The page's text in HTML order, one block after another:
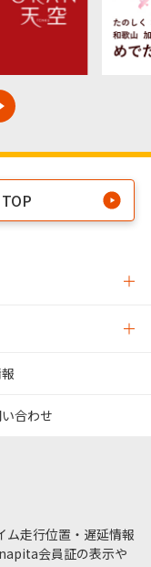
合わせ
ム走行位置・遅延情報
会員証の表示や